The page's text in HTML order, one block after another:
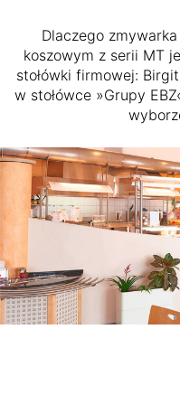
Dlaczego
koszowym z serii MT
stołówki firmowej:
w stołówce »Grupy